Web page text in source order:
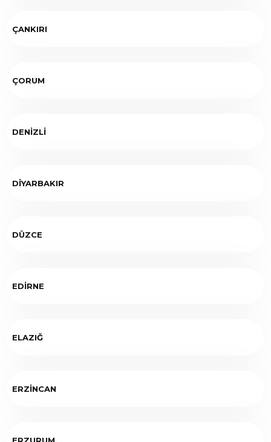
ÇANKIRI
ÇORUM
DENİZLİ
DİYARBAKIR
DÜZCE
EDİRNE
ELAZIĞ
ERZİNCAN
ERZURUM